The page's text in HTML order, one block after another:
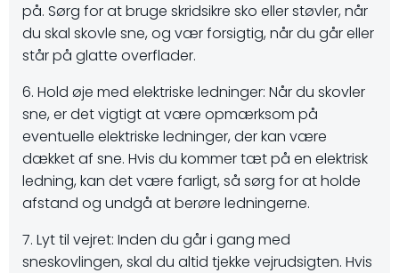
på. Sørg for at bruge skridsikre sko eller støvler, når
du skal skovle sne, og vær forsigtig, når du går eller
står på glatte overflader.
6. Hold øje med elektriske ledninger: Når du skovler
sne, er det vigtigt at være opmærksom på
eventuelle elektriske ledninger, der kan være
dækket af sne. Hvis du kommer tæt på en elektrisk
ledning, kan det være farligt, så sørg for at holde
afstand og undgå at berøre ledningerne.
7. Lyt til vejret: Inden du går i gang med
sneskovlingen, skal du altid tjekke vejrudsigten. Hvis